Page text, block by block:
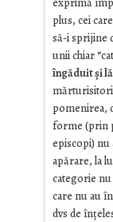
plus, cei
să-i sprijine
unii chiar
îngăduit și
pomenirea,
forme (prin
episcopi) nu
apărare, la
categorie
care nu au
dvs de